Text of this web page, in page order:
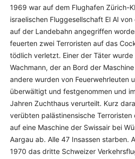
1969 war auf dem Flughafen Zürich-
israelischen Fluggesellschaft El Al
auf der Landebahn angegriffen
feuerten zwei Terroristen auf das
tödlich verletzt. Einer der Täter wurde
Wachmann, der an Bord der
andere wurden von Feuerwehrleuten
überwältigt und festgenommen und
Jahren Zuchthaus verurteilt. Kurz
verübten palästinensische Terroristen
auf eine Maschine der Swissair bei
Aargau ab. Alle 47 Insassen starben.
1970 das dritte Schweizer